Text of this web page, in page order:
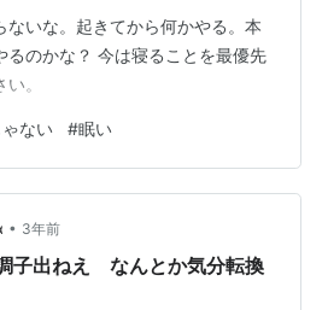
ないな。起きてから何かやる。本
るのかな？ 今は寝ることを最優先
。
ない #眠い
• 3年前
子出ねえ なんとか気分転換